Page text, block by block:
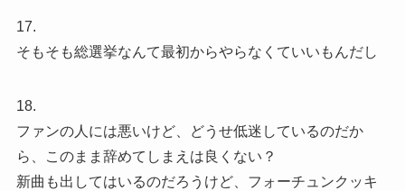
17.
そもそも総選挙なんて最初からやらなくていいもんだし
18.
ファンの人には悪いけど、どうせ低迷しているのだか
ら、このまま辞めてしまえは良くない？
新曲も出してはいるのだろうけど、フォーチュンクッキ